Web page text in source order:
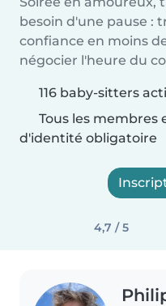
besoin d'une pause :
confiance en moins
négocier l'heure du
116 baby-sitters
Tous les
d'identité obligatoire
4,7 / 5